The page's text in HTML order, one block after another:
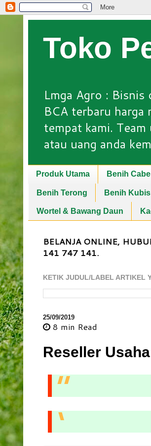
Toko
Lmga Agro :
BCA terbaru
tempat kami.
atau uang anda
Produk Utama Benih Cabe
Benih Terong Benih Kubis
Wortel & Bawang Daun
BELANJA ONLINE,
141 747 141.
KETIK JUDUL/LABEL ARTIKEL
25/09/2019
8 min Read
Reseller